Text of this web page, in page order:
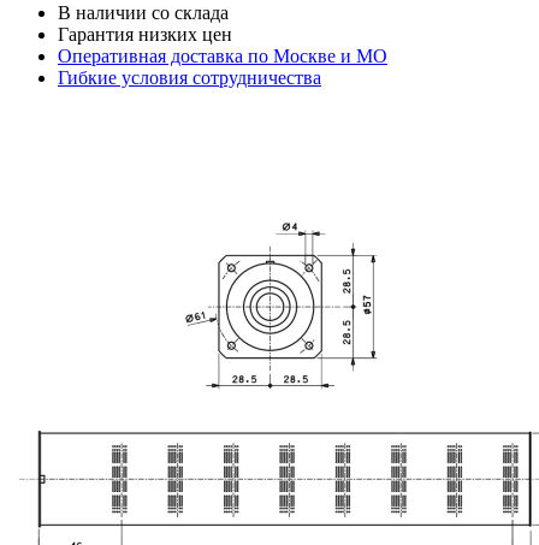
В наличии со склада
Гарантия низких цен
Оперативная доставка по Москве и МО
Гибкие условия сотрудничества